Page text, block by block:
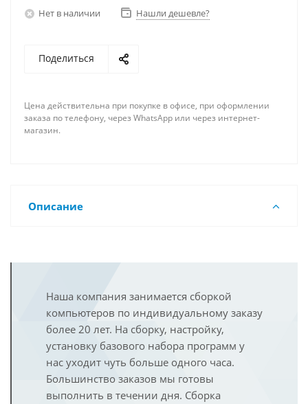
Нет в наличии Нашли дешевле?
Поделиться
Цена действительна при покупке в офисе, при оформлении
заказа по телефону, через WhatsApp или через интернет-
магазин.
Описание
Наша компания занимается сборкой
компьютеров по индивидуальному заказу
более 20 лет. На сборку, настройку,
установку базового набора программ у
нас уходит чуть больше одного часа.
Большинство заказов мы готовы
выполнить в течении дня. Сборка